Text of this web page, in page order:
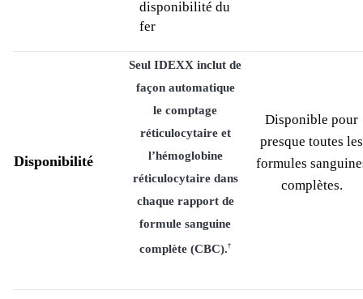
disponibilité du
fer
Disponibilité
Seul IDEXX inclut de
façon automatique
le comptage
réticulocytaire et
l’hémoglobine
réticulocytaire dans
chaque rapport de
formule sanguine
complète (CBC).†
Disponible pour
presque toutes les
formules
complètes.